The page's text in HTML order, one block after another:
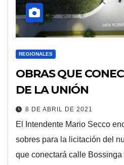
REGIONALES
OBRAS QUE
DE LA UNIÓN
8 DE ABRIL DE 2021
El Intendente Mario Secco
sobres para la licitación del
que conectará calle